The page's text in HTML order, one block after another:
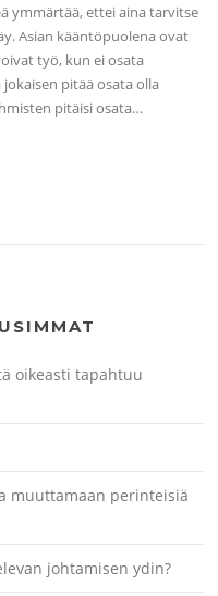
ymmärtää, ettei aina tarvitse
Asian kääntöpuolena ovat
työ, kun ei osata
pitää osata olla
pitäisi osata…
oikeasti tapahtuu
muuttamaan perinteisiä
johtamisen ydin?